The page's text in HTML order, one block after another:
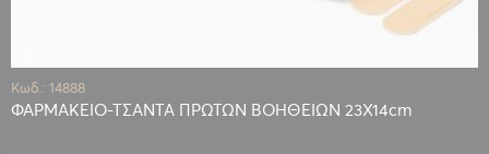
Κωδ.: 14888
ΦΑΡΜΑΚΕΙΟ-ΤΣΑΝΤΑ ΠΡΩΤΩΝ ΒΟΗΘΕΙΩΝ 23X14cm